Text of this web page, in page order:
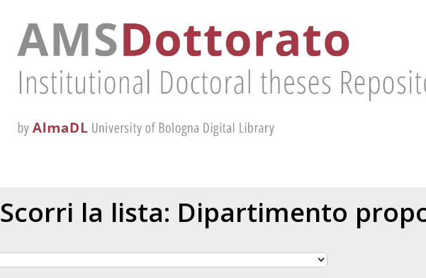
Scorri la lista: Dipartimento